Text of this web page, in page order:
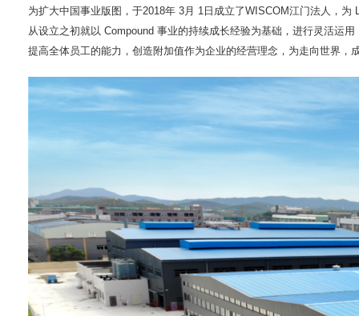
为扩大中国事业版图，于2018年 3月 1日成立了WISCOM江门法人，
从设立之初就以 Compound 事业的持续成长经验为基础，进行灵活运
提高全体员工的能力，创造附加值作为企业的经营理念，为走向世界，